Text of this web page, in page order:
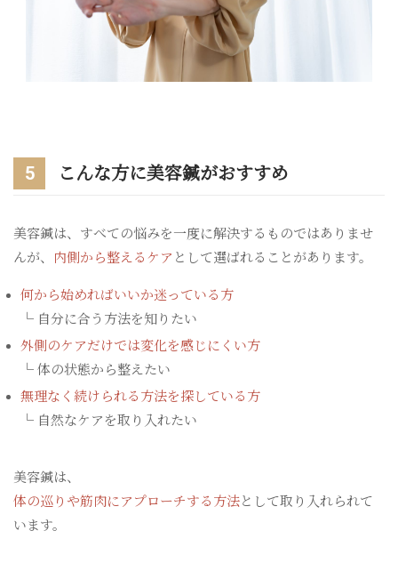
5 こんな方に美容鍼がおすすめ
美容鍼は、すべての悩みを一度に解決するものではありませ
んが、
内側から整えるケア として選ばれることがあります。
何から始めればいいか迷っている方
└ 自分に合う方法を知りたい
外側のケアだけでは変化を感じにくい方
└ 体の状態から整えたい
無理なく続けられる方法を探している方
└ 自然なケアを取り入れたい
美容鍼は、
体の巡りや筋肉にアプローチする方法として取り入れられて
います。